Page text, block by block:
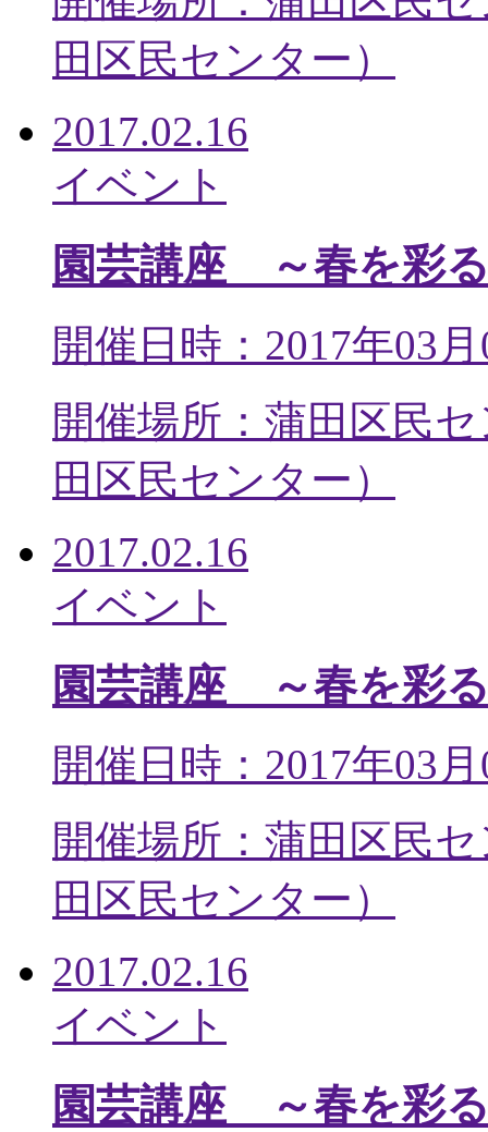
田区民センター ）
2017.02.16
イベント
園芸講座 ～春を彩
開催日時：2017年03
開催場所：蒲田区民
田区民センター ）
2017.02.16
イベント
園芸講座 ～春を彩
開催日時：2017年03
開催場所：蒲田区民
田区民センター ）
2017.02.16
イベント
園芸講座 ～春を彩